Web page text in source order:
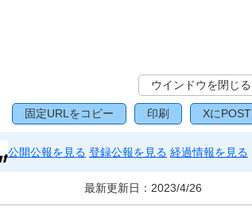
ウインドウを閉じる
固定URLをコピー 印刷 XにPOST
公開公報を見る 登録公報を見る 経過情報を見る
最新更新日： 2023/4/26